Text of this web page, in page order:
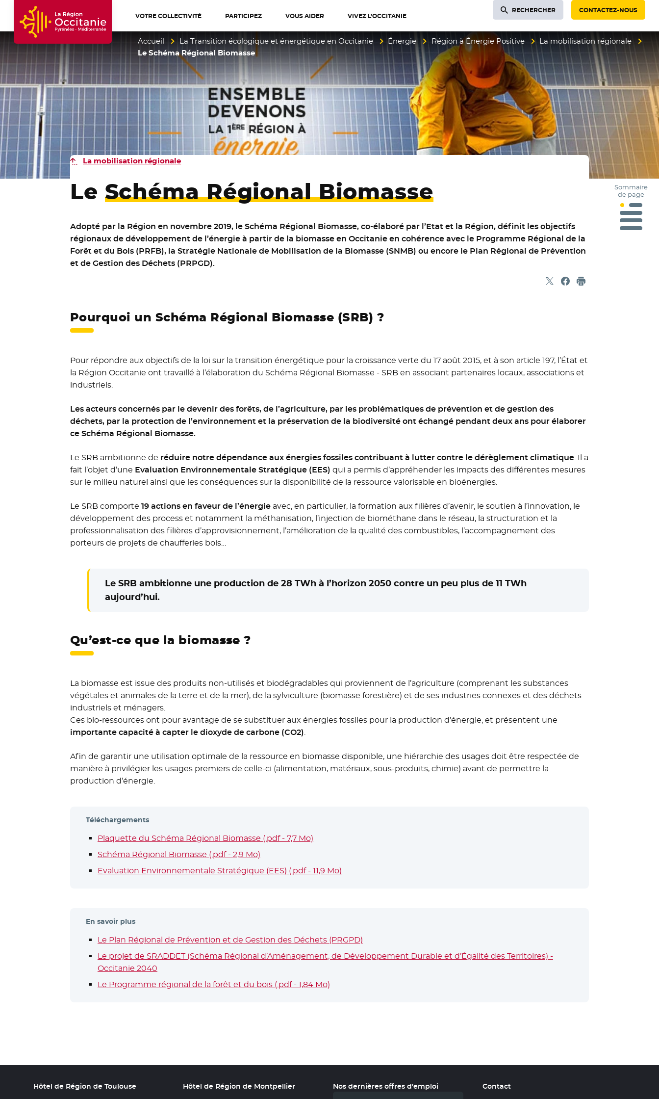
Accueil Région Occitanie / Pyrénées-Méditerranée
VOTRE COLLECTIVITÉ PARTICIPEZ VOUS AIDER VIVEZ L’OCCITANIE
RECHERCHER CONTACTEZ-NOUS
Accueil La Transition écologique et énergétique en Occitanie Énergie Région à Énergie Positive
La mobilisation régionale
Le Schéma Régional Biomasse
La mobilisation régionale
Le Schéma Régional Biomasse
Adopté par la Région en novembre 2019, le Schéma Régional Biomasse, co-élaboré par l’Etat et la Région, définit les objectifs
régionaux de développement de l’énergie à partir de la biomasse en Occitanie en cohérence avec le Programme Régional de la
Forêt et du Bois (PRFB), la Stratégie Nationale de Mobilisation de la Biomasse (SNMB) ou encore le Plan Régional de Prévention
et de Gestion des Déchets (PRPGD).
Partager sur X
- Nouvelle fenêtre
Partager sur Facebook
- Nouvelle fenêtre
Imprimer
Sommaire
de page
Pourquoi un Schéma Régional Biomasse (SRB) ?
Pour répondre aux objectifs de la loi sur la transition énergétique pour la croissance verte du 17 août 2015, et à son article 197, l’État et
la Région Occitanie ont travaillé à l’élaboration du Schéma Régional Biomasse - SRB en associant partenaires locaux, associations et
industriels.
Les acteurs concernés par le devenir des forêts, de l’agriculture, par les problématiques de prévention et de gestion des
déchets, par la protection de l’environnement et la préservation de la biodiversité ont échangé pendant deux ans pour élaborer
ce Schéma Régional Biomasse.
Le SRB ambitionne de réduire notre dépendance aux énergies fossiles contribuant à lutter contre le dérèglement climatique. Il a
fait l’objet d’une Evaluation Environnementale Stratégique (EES) qui a permis d’appréhender les impacts des différentes mesures
sur le milieu naturel ainsi que les conséquences sur la disponibilité de la ressource valorisable en bioénergies.
Le SRB comporte 19 actions en faveur de l’énergieavec, en particulier, la formation aux filières d’avenir, le soutien à l’innovation, le
développement des process et notamment la méthanisation, l’injection de biométhane dans le réseau, la structuration et la
professionnalisation des filières d’approvisionnement, l’amélioration de la qualité des combustibles, l’accompagnement des
porteurs de projets de chaufferies bois…
Le SRB ambitionne une production de 28 TWh à l’horizon 2050 contre un peu plus de 11 TWh
aujourd’hui.
Qu’est-ce que la biomasse ?
La biomasse est issue des produits non-utilisés et biodégradables qui proviennent de l’agriculture (comprenant les substances
végétales et animales de la terre et de la mer), de la sylviculture (biomasse forestière) et de ses industries connexes et des déchets
industriels et ménagers.
Ces bio-ressources ont pour avantage de se substituer aux énergies fossiles pour la production d’énergie, et présentent une
importante capacité à capter le dioxyde de carbone (CO2).
Afin de garantir une utilisation optimale de la ressource en biomasse disponible, une hiérarchie des usages doit être respectée de
manière à privilégier les usages premiers de celle-ci (alimentation, matériaux, sous-produits, chimie) avant de permettre la
production d’énergie.
Téléchargements
Plaquette du Schéma Régional Biomasse (.pdf - 7,7 Mo)
Schéma Régional Biomasse (.pdf - 2,9 Mo)
Evaluation Environnementale Stratégique (EES) (.pdf - 11,9 Mo)
En savoir plus
Le Plan Régional de Prévention et de Gestion des Déchets (PRGPD)
Le projet de SRADDET (Schéma Régional d’Aménagement, de Développement Durable et d’Égalité des Territoires) -
Occitanie 2040
Le Programme régional de la forêt et du bois (.pdf - 1,84 Mo)
Hôtel de Région de Toulouse Hôtel de Région de Montpellier
Nos dernières offres d'emploi
Contact